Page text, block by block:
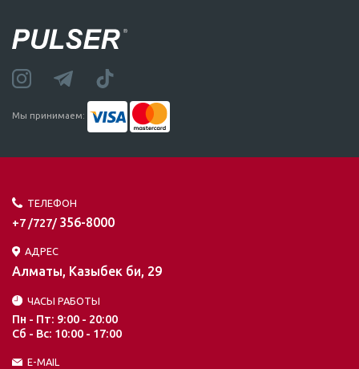
Мы принимаем:
ТЕЛЕФОН
+7 /727/ 356-8000
АДРЕС
Алматы, Казыбек би, 29
ЧАСЫ РАБОТЫ
Пн - Пт: 9:00 - 20:00
Сб - Вс: 10:00 - 17:00
E-MAIL